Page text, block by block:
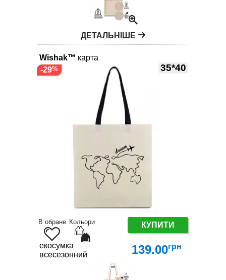
ДЕТАЛЬНІШЕ
Wishak™ карта
35*40
В обране Кольори КУПИТИ
екосумка
всесезонний
139.00грн
-29